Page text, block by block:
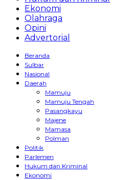
Ekonomi
Olahraga
Opini
Advertorial
Beranda
Sulbar
Nasional
Daerah
Mamuju
Mamuju Tengah
Pasangkayu
Majene
Mamasa
Polman
Politik
Parlemen
Hukum dan Kriminal
Ekonomi